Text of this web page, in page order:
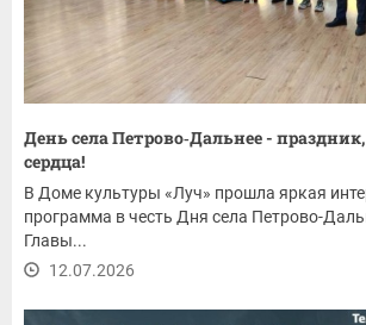
День села Петрово‑Дальнее -
сердца!
В Доме культуры «Луч» прошла яркая
программа в честь Дня села Петрово-
Главы...
12.07.2026